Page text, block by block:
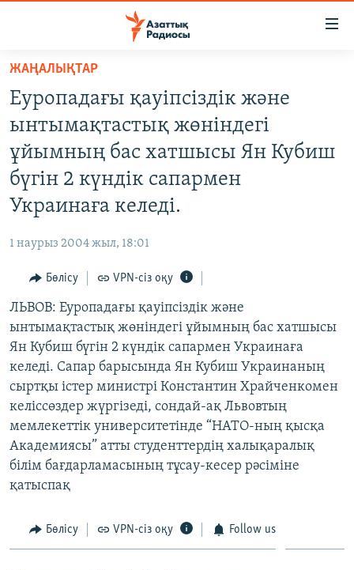
Skip
main
content
Skip
main
Navigation
to
САЯСАТ
AZATTYQTV
ҚАҢТАР ОҚИҒАСЫ
АДАМ ҚҰҚЫҚТАРЫ
ӘЛЕМ
АРНАЙЫ ЖОБАЛАР
Русский
ЖАЗЫЛЫҢЫЗ
Басқа тілдерде
ЖАҢАЛЫҚТАР
Еуропадағы қауіпсіздік және
ынтымақтастық жөніндегі
ұйымның бас хатшысы Ян Кубиш
бүгін 2 күндік сапармен
Украинаға келеді.
1 наурыз 2004 жыл, 18:01
Бөлісу VPN-сіз оқу
ЛЬВОВ: Еуропадағы қауіпсіздік және
ынтымақтастық жөніндегі ұйымның бас хатшысы
Ян Кубиш бүгін 2 күндік сапармен Украинаға
келеді. Сапар барысында Ян Кубиш Украинаның
сыртқы істер министрі Константин Храйченкомен
келіссөздер жүргізеді, сондай-ақ Львовтың
мемлекеттік университетінде “НАТО-ның қысқа
Академиясы” атты студенттердің халықаралық
білім бағдарламасының тұсау-кесер рәсіміне
қатыспақ
Бөлісу VPN-сіз оқу Follow us